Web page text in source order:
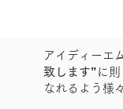
アイディーエ
致します” に
なれるよう様